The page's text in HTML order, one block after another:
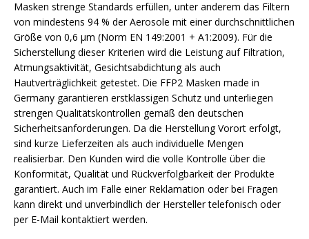
Masken strenge Standards erfüllen, unter anderem das Filtern
von mindestens 94 % der Aerosole mit einer durchschnittlichen
Größe von 0,6 µm (Norm EN 149:2001 + A1:2009). Für die
Sicherstellung dieser Kriterien wird die Leistung auf Filtration,
Atmungsaktivität, Gesichtsabdichtung als auch
Hautverträglichkeit getestet. Die FFP2 Masken made in
Germany garantieren erstklassigen Schutz und unterliegen
strengen Qualitätskontrollen gemäß den deutschen
Sicherheitsanforderungen. Da die Herstellung Vorort erfolgt,
sind kurze Lieferzeiten als auch individuelle Mengen
realisierbar. Den Kunden wird die volle Kontrolle über die
Konformität, Qualität und Rückverfolgbarkeit der Produkte
garantiert. Auch im Falle einer Reklamation oder bei Fragen
kann direkt und unverbindlich der Hersteller telefonisch oder
per E-Mail kontaktiert werden.